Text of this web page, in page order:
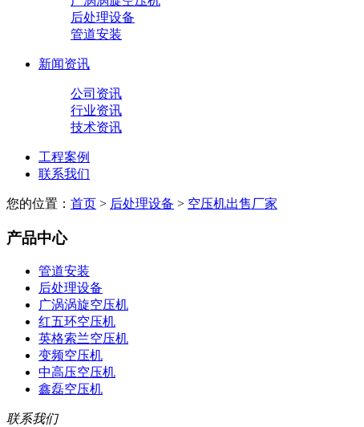
后处理设备
管道安装
新闻资讯
公司资讯
行业资讯
技术资讯
工程案例
联系我们
您的位置： 首页 > 后处理设备 > 空压机出售厂家
产品中心
管道安装
后处理设备
广涡涡旋空压机
红五环空压机
英格索兰空压机
变频空压机
中高压空压机
鑫磊空压机
联系我们